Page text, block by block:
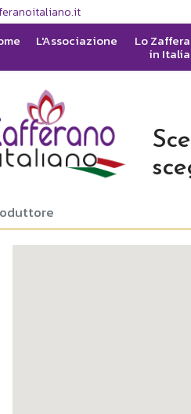
L'Associazione Lo
in Italia